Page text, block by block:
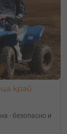
край
- безопасно и